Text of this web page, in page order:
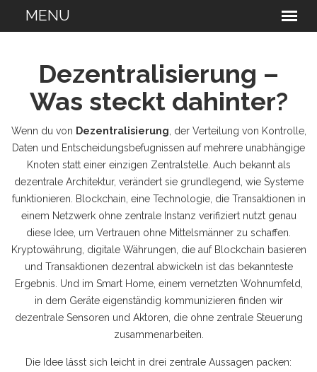
Dezentralisierung –
Was steckt dahinter?
Wenn du von Dezentralisierung der Verteilung von Kontrolle,
Daten und Entscheidungsbefugnissen auf mehrere unabhängige
Knoten statt einer einzigen Zentralstelle. Auch bekannt als
dezentrale Architektur, verändert sie grundlegend, wie Systeme
funktionieren.
Blockchain eine Technologie, die Transaktionen in
einem Netzwerk ohne zentrale Instanz verifiziertnutzt genau
diese Idee, um Vertrauen ohne Mittelsmänner zu schaffen.
Kryptowährung digitale Währungen, die auf Blockchain basieren
und Transaktionen dezentral abwickeln ist das bekannteste
Ergebnis. Und im Smart Home, einem vernetzten Wohnumfeld,
in dem Geräte eigenständig kommunizieren finden wir
dezentrale Sensoren und Aktoren, die ohne zentrale Steuerung
zusammenarbeiten.
Die Idee lässt sich leicht in drei zentrale Aussagen packen: